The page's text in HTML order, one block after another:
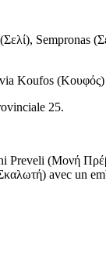
Σελί), Sempronas (
Koufos (Κουφός
25.
Preveli (Μονή
) avec un